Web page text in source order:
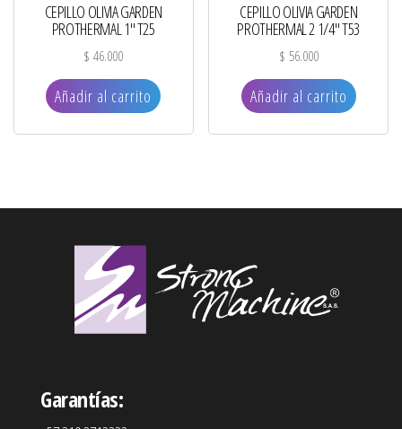
CEPILLO OLIVIA GARDEN
PROTHERMAL 1″ T25
$ 46.000
Añadir al carrito
CEPILLO OLIVIA GARDEN
PROTHERMAL 2 1/4″ T53
$ 56.000
Añadir al carrito
Garantías: